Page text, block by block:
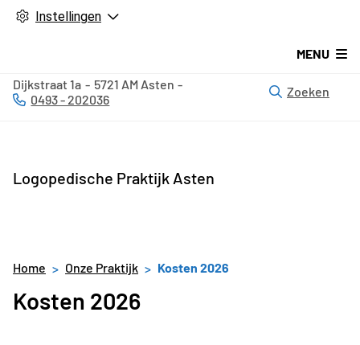
Instellingen
Logopedische Praktijk Asten
MENU
Dijkstraat 1a 5721 AM Asten
Tel:
0493 - 202036
Zoeken
Home Onze Praktijk Kosten 2026
Kosten 2026